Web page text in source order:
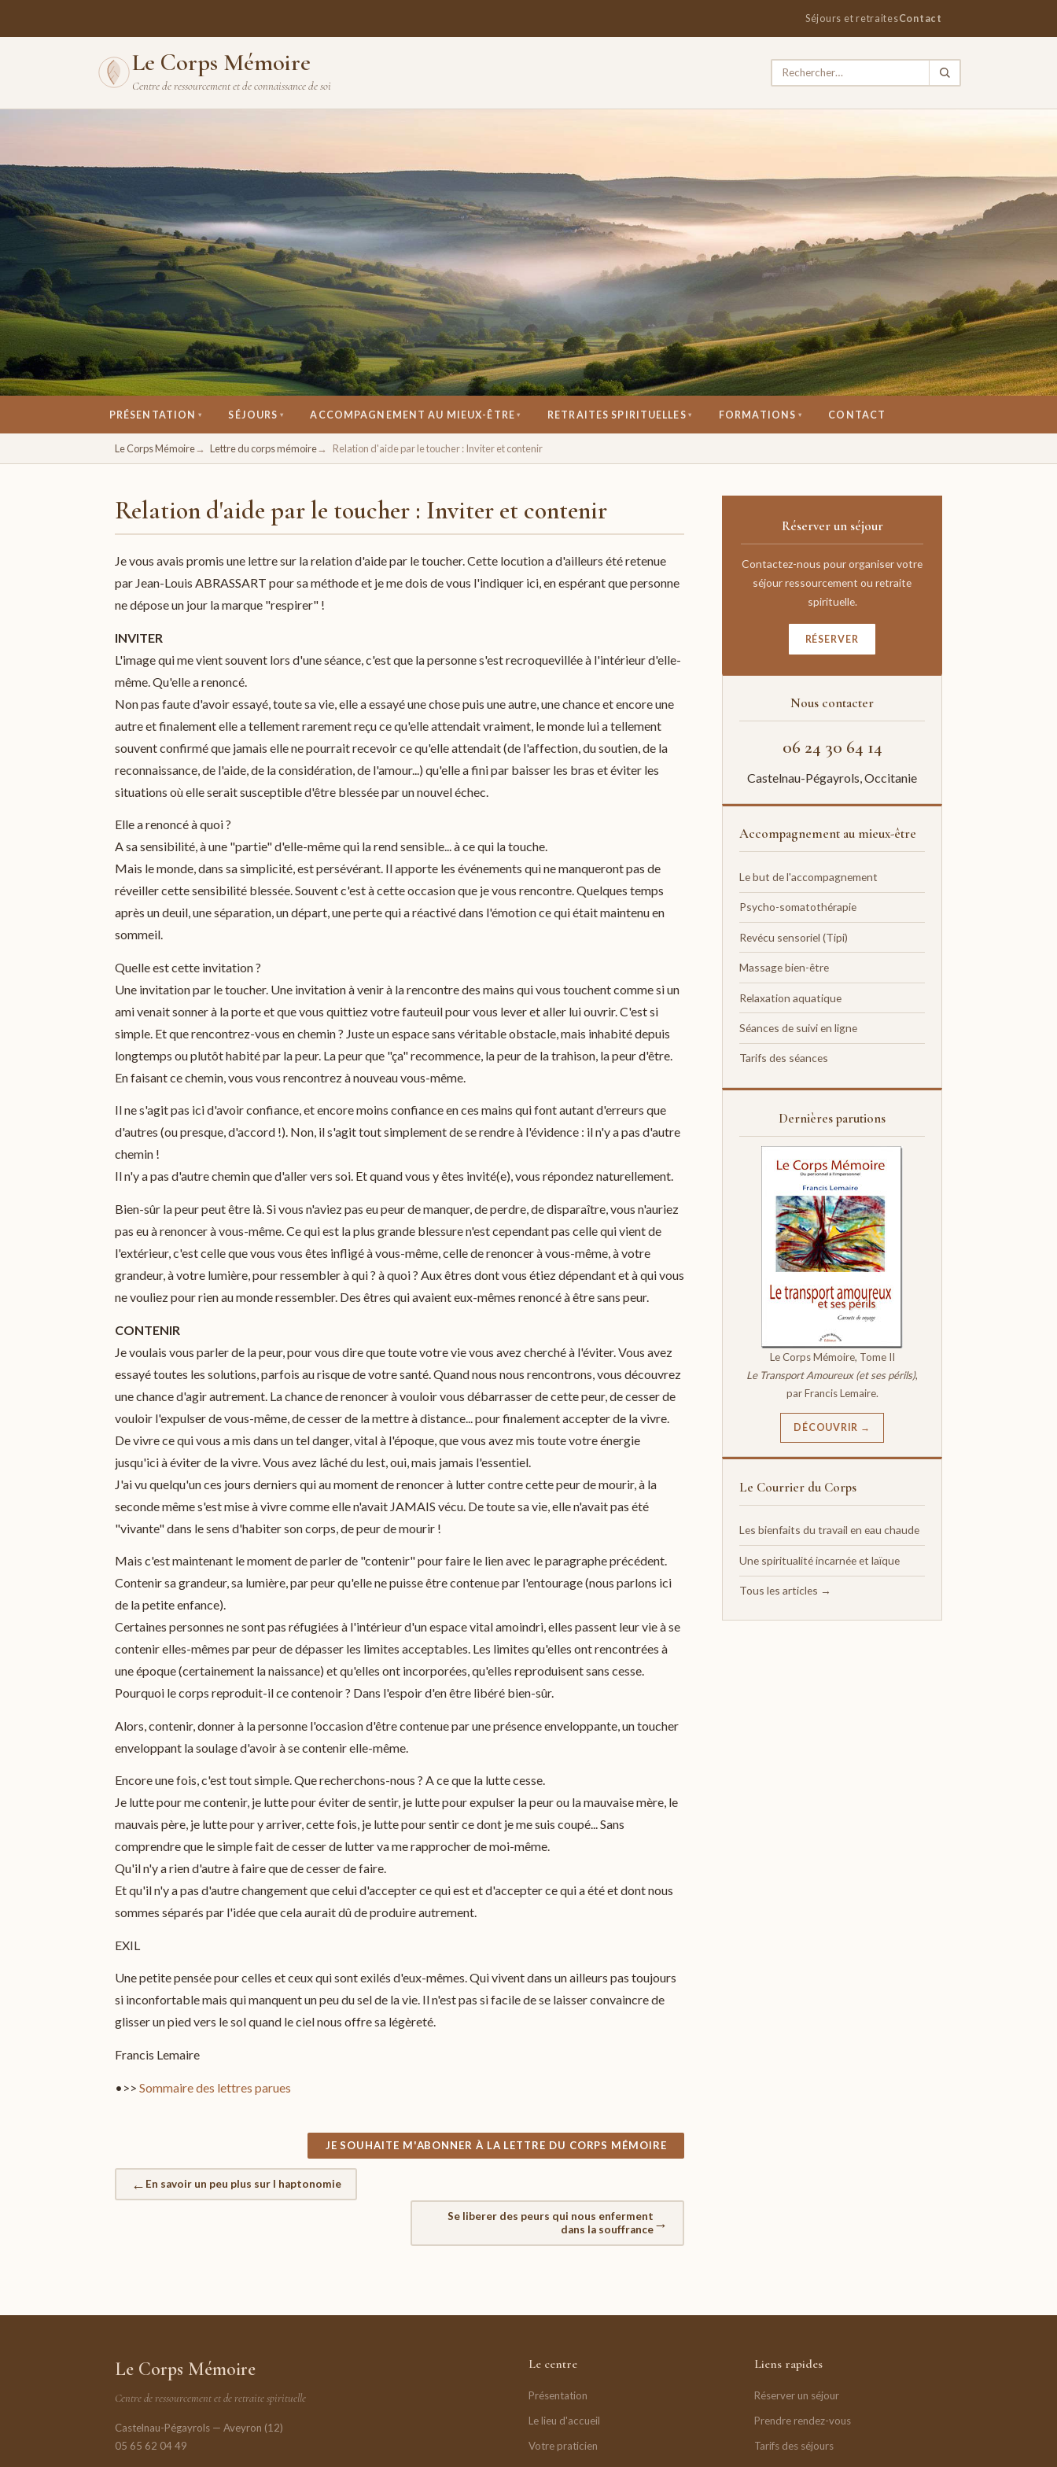
Séjours et retraitesContact
Le Corps Mémoire
Centre de ressourcement et de connaissance de soi
Un espace pour se retrouver, se ressourcer, se réconcilier avec soi.
PRÉSENTATION ▾ SÉJOURS ▾ ACCOMPAGNEMENT AU MIEUX-ÊTRE ▾ RETRAITES SPIRITUELLES ▾ FORMATIONS ▾ CONTACT
Le Corps Mémoire Lettre du corps mémoire Relation d'aide par le toucher : Inviter et contenir
Relation d'aide par le toucher : Inviter et contenir
Je vous avais promis une lettre sur la relation d'aide par le toucher. Cette locution a d'ailleurs été retenue
par Jean-Louis ABRASSART pour sa méthode et je me dois de vous l'indiquer ici, en espérant que personne
ne dépose un jour la marque "respirer" !
INVITER
L'image qui me vient souvent lors d'une séance, c'est que la personne s'est recroquevillée à l'intérieur d'elle-
même. Qu'elle a renoncé.
Non pas faute d'avoir essayé, toute sa vie, elle a essayé une chose puis une autre, une chance et encore une
autre et finalement elle a tellement rarement reçu ce qu'elle attendait vraiment, le monde lui a tellement
souvent confirmé que jamais elle ne pourrait recevoir ce qu'elle attendait (de l'affection, du soutien, de la
reconnaissance, de l'aide, de la considération, de l'amour...) qu'elle a fini par baisser les bras et éviter les
situations où elle serait susceptible d'être blessée par un nouvel échec.
Elle a renoncé à quoi ?
A sa sensibilité, à une "partie" d'elle-même qui la rend sensible... à ce qui la touche.
Mais le monde, dans sa simplicité, est persévérant. Il apporte les événements qui ne manqueront pas de
réveiller cette sensibilité blessée. Souvent c'est à cette occasion que je vous rencontre. Quelques temps
après un deuil, une séparation, un départ, une perte qui a réactivé dans l'émotion ce qui était maintenu en
sommeil.
Quelle est cette invitation ?
Une invitation par le toucher. Une invitation à venir à la rencontre des mains qui vous touchent comme si un
ami venait sonner à la porte et que vous quittiez votre fauteuil pour vous lever et aller lui ouvrir. C'est si
simple. Et que rencontrez-vous en chemin ? Juste un espace sans véritable obstacle, mais inhabité depuis
longtemps ou plutôt habité par la peur. La peur que "ça" recommence, la peur de la trahison, la peur d'être.
En faisant ce chemin, vous vous rencontrez à nouveau vous-même.
Il ne s'agit pas ici d'avoir confiance, et encore moins confiance en ces mains qui font autant d'erreurs que
d'autres (ou presque, d'accord !). Non, il s'agit tout simplement de se rendre à l'évidence : il n'y a pas d'autre
chemin !
Il n'y a pas d'autre chemin que d'aller vers soi. Et quand vous y êtes invité(e), vous répondez naturellement.
Bien-sûr la peur peut être là. Si vous n'aviez pas eu peur de manquer, de perdre, de disparaître, vous n'auriez
pas eu à renoncer à vous-même. Ce qui est la plus grande blessure n'est cependant pas celle qui vient de
l'extérieur, c'est celle que vous vous êtes infligé à vous-même, celle de renoncer à vous-même, à votre
grandeur, à votre lumière, pour ressembler à qui ? à quoi ? Aux êtres dont vous étiez dépendant et à qui vous
ne vouliez pour rien au monde ressembler. Des êtres qui avaient eux-mêmes renoncé à être sans peur.
CONTENIR
Je voulais vous parler de la peur, pour vous dire que toute votre vie vous avez cherché à l'éviter. Vous avez
essayé toutes les solutions, parfois au risque de votre santé. Quand nous nous rencontrons, vous découvrez
une chance d'agir autrement. La chance de renoncer à vouloir vous débarrasser de cette peur, de cesser de
vouloir l'expulser de vous-même, de cesser de la mettre à distance... pour finalement accepter de la vivre.
De vivre ce qui vous a mis dans un tel danger, vital à l'époque, que vous avez mis toute votre énergie
jusqu'ici à éviter de la vivre. Vous avez lâché du lest, oui, mais jamais l'essentiel.
J'ai vu quelqu'un ces jours derniers qui au moment de renoncer à lutter contre cette peur de mourir, à la
seconde même s'est mise à vivre comme elle n'avait JAMAIS vécu. De toute sa vie, elle n'avait pas été
"vivante" dans le sens d'habiter son corps, de peur de mourir !
Mais c'est maintenant le moment de parler de "contenir" pour faire le lien avec le paragraphe précédent.
Contenir sa grandeur, sa lumière, par peur qu'elle ne puisse être contenue par l'entourage (nous parlons ici
de la petite enfance).
Certaines personnes ne sont pas réfugiées à l'intérieur d'un espace vital amoindri, elles passent leur vie à se
contenir elles-mêmes par peur de dépasser les limites acceptables. Les limites qu'elles ont rencontrées à
une époque (certainement la naissance) et qu'elles ont incorporées, qu'elles reproduisent sans cesse.
Pourquoi le corps reproduit-il ce contenoir ? Dans l'espoir d'en être libéré bien-sûr.
Alors, contenir, donner à la personne l'occasion d'être contenue par une présence enveloppante, un toucher
enveloppant la soulage d'avoir à se contenir elle-même.
Encore une fois, c'est tout simple. Que recherchons-nous ? A ce que la lutte cesse.
Je lutte pour me contenir, je lutte pour éviter de sentir, je lutte pour expulser la peur ou la mauvaise mère, le
mauvais père, je lutte pour y arriver, cette fois, je lutte pour sentir ce dont je me suis coupé... Sans
comprendre que le simple fait de cesser de lutter va me rapprocher de moi-même.
Qu'il n'y a rien d'autre à faire que de cesser de faire.
Et qu'il n'y a pas d'autre changement que celui d'accepter ce qui est et d'accepter ce qui a été et dont nous
sommes séparés par l'idée que cela aurait dû de produire autrement.
EXIL
Une petite pensée pour celles et ceux qui sont exilés d'eux-mêmes. Qui vivent dans un ailleurs pas toujours
si inconfortable mais qui manquent un peu du sel de la vie. Il n'est pas si facile de se laisser convaincre de
glisser un pied vers le sol quand le ciel nous offre sa légèreté.
Francis Lemaire
•>> Sommaire des lettres parues
JE SOUHAITE M'ABONNER À LA LETTRE DU CORPS MÉMOIRE
← En savoir un peu plus sur l haptonomie
Se liberer des peurs qui nous enferment
dans la souffrance→
Réserver un séjour
Contactez-nous pour organiser votre
séjour ressourcement ou retraite
spirituelle.
RÉSERVER
Nous contacter
06 24 30 64 14
Castelnau-Pégayrols, Occitanie
Accompagnement au mieux-être
Le but de l'accompagnement
Psycho-somatothérapie
Revécu sensoriel (Tipi)
Massage bien-être
Relaxation aquatique
Séances de suivi en ligne
Tarifs des séances
Dernières parutions
Le Corps Mémoire, Tome II
Le Transport Amoureux (et ses périls),
par Francis Lemaire.
DÉCOUVRIR →
Le Courrier du Corps
Les bienfaits du travail en eau chaude
Une spiritualité incarnée et laïque
Tous les articles →
Le Corps Mémoire
Centre de ressourcement et de retraite spirituelle
Castelnau-Pégayrols — Aveyron (12)
05 65 62 04 49
Le centre
Présentation
Le lieu d'accueil
Votre praticien
Liens rapides
Réserver un séjour
Prendre rendez-vous
Tarifs des séjours